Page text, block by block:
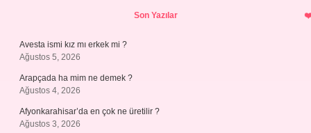
Son Yazılar
Avesta ismi kız mı erkek mi ?
Ağustos 5, 2026
Arapçada ha mim ne demek ?
Ağustos 4, 2026
Afyonkarahisar’da en çok ne üretilir ?
Ağustos 3, 2026